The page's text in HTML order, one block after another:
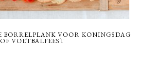
BORRELPLANK VOOR KONINGSDAG
OF VOETBALFEEST